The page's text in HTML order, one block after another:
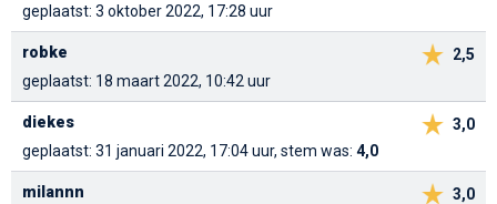
geplaatst: 3 oktober 2022, 17:28 uur
2,5
robke
geplaatst: 18 maart 2022, 10:42 uur
3,0
diekes
geplaatst: 31 januari 2022, 17:04 uur, stem was: 4,0
3,0
milannn